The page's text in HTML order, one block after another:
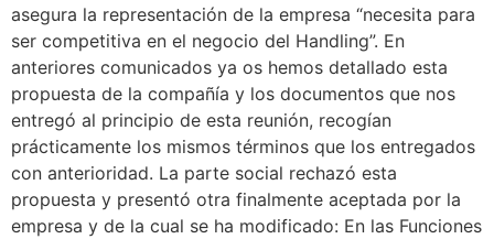
asegura la representación de la empresa “necesita para
ser competitiva en el negocio del Handling”. En
anteriores comunicados ya os hemos detallado esta
propuesta de la compañía y los documentos que nos
entregó al principio de esta reunión, recogían
prácticamente los mismos términos que los entregados
con anterioridad. La parte social rechazó esta
propuesta y presentó otra finalmente aceptada por la
empresa y de la cual se ha modificado: En las Funciones